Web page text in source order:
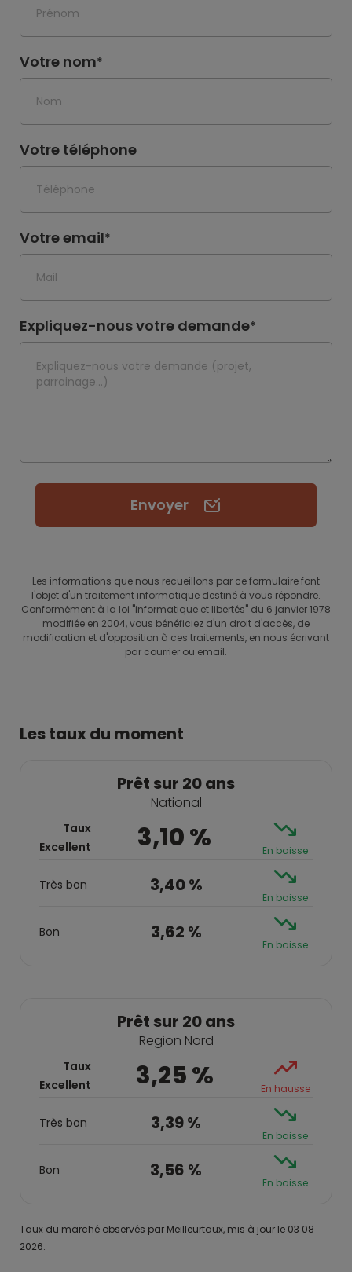
Votre nom*
Votre téléphone
Votre email*
Expliquez-nous votre demande*
Envoyer
Les informations que nous recueillons par ce formulaire font
l'objet d'un traitement informatique destiné à vous répondre.
Conformément à la loi "informatique et libertés" du 6 janvier 1978
modifiée en 2004, vous bénéficiez d'un droit d'accès, de
modification et d'opposition à ces traitements, en nous écrivant
par courrier ou email.
Les taux du moment
Prêt sur 20 ans
National
Taux
Excellent
3,10 % En baisse
Très bon 3,40 %
En baisse
Bon 3,62 %
En baisse
Prêt sur 20 ans
Region Nord
Taux
Excellent
3,25 % En hausse
Très bon 3,39 %
En baisse
Bon 3,56 %
En baisse
Taux du marché observés par Meilleurtaux, mis à jour le 03 08
2026.